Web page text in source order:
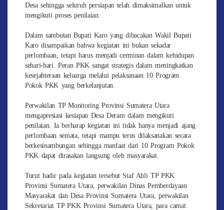
Desa sehingga seluruh persiapan telah dimaksimalkan untuk
mengikuti proses penilaian.
Dalam sambutan Bupati Karo yang dibacakan Wakil Bupati
Karo disampaikan bahwa kegiatan ini bukan sekadar
perlombaan, tetapi harus menjadi cerminan dalam kehidupan
sehari-hari. Peran PKK sangat strategis dalam meningkatkan
kesejahteraan keluarga melalui pelaksanaan 10 Program
Pokok PKK yang berkelanjutan.
Perwakilan TP Monitoring Provinsi Sumatera Utara
mengapresiasi kesiapan Desa Deram dalam mengikuti
penilaian. Ia berharap kegiatan ini tidak hanya menjadi ajang
perlombaan semata, tetapi mampu terus dilaksanakan secara
berkesinambungan sehingga manfaat dari 10 Program Pokok
PKK dapat dirasakan langsung oleh masyarakat.
Turut hadir pada kegiatan tersebut Staf Ahli TP PKK
Provinsi Sumatera Utara, perwakilan Dinas Pemberdayaan
Masyarakat dan Desa Provinsi Sumatera Utara, perwakilan
Sekretariat TP PKK Provinsi Sumatera Utara, para camat